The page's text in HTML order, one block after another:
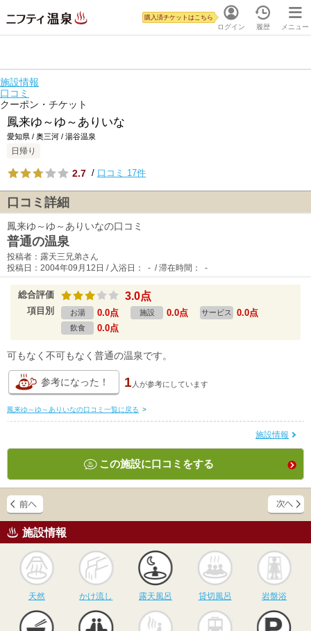
ログイン
購入済チケットはこちら
履歴 メニュー
施設情報
口コミ
クーポン・チケット
鳳来ゆ～ゆ～ありいな
愛知県 / 奥三河 / 湯谷温泉
日帰り
2.7 / 口コミ 17件
口コミ詳細
鳳来ゆ～ゆ～ありいなの口コミ
普通の温泉
投稿者：露天三兄弟さん
投稿日：2004年09月12日 / 入浴日： - / 滞在時間： -
総合評価 3.0点
項目別 お湯 0.0点 施設 0.0点 サービス 0.0点
飲食 0.0点
可もなく不可もなく普通の温泉です。
参考になった！ 1 人が参考にしています
鳳来ゆ～ゆ～ありいなの口コミ一覧に戻る >
施設情報
この施設に口コミをする
施設情報
天然
かけ流し
かけ流し
露天風呂
露天風呂
貸切風呂
貸切風呂 岩盤浴
サウナ